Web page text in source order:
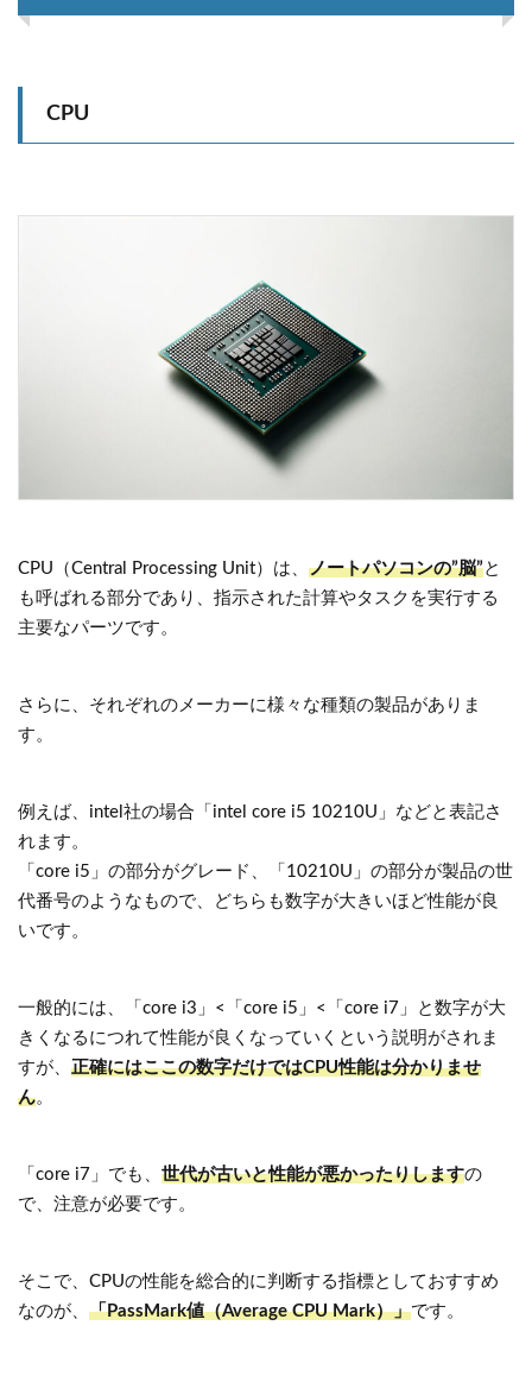
CPU
CPU（Central Processing Unit）は、 ノートパソコンの”脳”と
も呼ばれる部分であり、指示された計算やタスクを実行する
主要なパーツです。
さらに、それぞれのメーカーに様々な種類の製品がありま
す。
例えば、intel社の場合「intel core i5 10210U」などと表記さ
れます。
「core i5」の部分がグレード、「10210U」の部分が製品の世
代番号のようなもので、どちらも数字が大きいほど性能が良
いです。
一般的には、「core i3」<「core i5」<「core i7」と数字が大
きくなるにつれて性能が良くなっていくという説明がされま
すが、 正確にはここの数字だけではCPU性能は分かりませ
ん。
「core i7」でも、 世代が古いと性能が悪かったりしますの
で、注意が必要です。
そこで、CPUの性能を総合的に判断する指標としておすすめ
なのが、 「PassMark値（Average CPU Mark）」です。